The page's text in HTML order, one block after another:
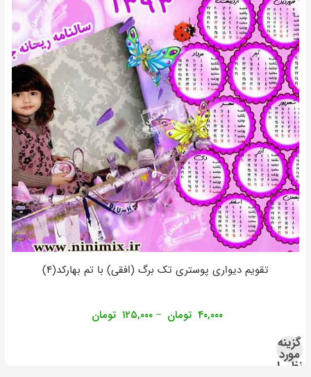
تقویم دیواری پوستری تک برگ (افقی) با تم بهارکد(۴)
۴۰,۰۰۰ تومان – ۱۲۵,۰۰۰ تومان
گزینه
مورد
نظر را